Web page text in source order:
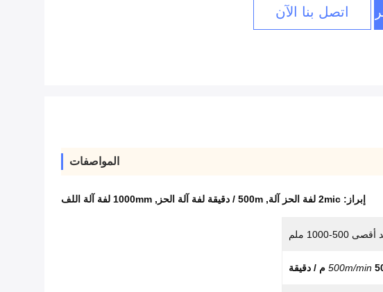
اتصل بنا الآن
المواصفات
إبراز: 2mic لفة الحز آلة , 500m / دقيقة لفة آلة الحز , 1000mm لفة آلة اللف
500-1000 ملم
500m/min